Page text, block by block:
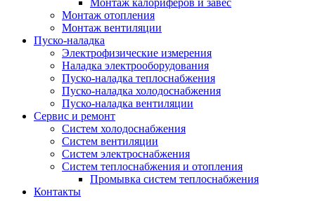
Монтаж калориферов и завес
Монтаж отопления
Монтаж вентиляции
Пуско-наладка
Электрофизические измерения
Наладка электрооборудования
Пуско-наладка теплоснабжения
Пуско-наладка холодоснабжения
Пуско-наладка вентиляции
Сервис и ремонт
Систем холодоснабжения
Систем вентиляции
Систем электроснабжения
Систем теплоснабжения и отопления
Промывка систем теплоснабжения
Контакты